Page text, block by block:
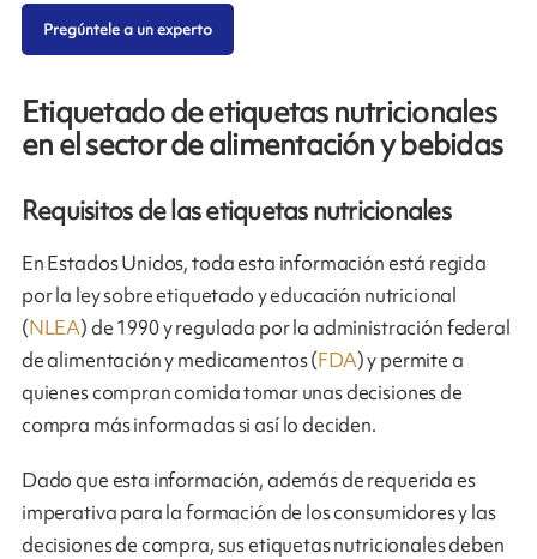
Etiquetado de etiquetas nutricionales
en el sector de alimentación y bebidas
Requisitos de las etiquetas nutricionales
En Estados Unidos, toda esta información está regida
por la ley sobre etiquetado y educación nutricional
(NLEA) de 1990 y regulada por la administración federal
de alimentación y medicamentos (FDA) y permite a
quienes compran comida tomar unas decisiones de
compra más informadas si así lo deciden.
Dado que esta información, además de requerida es
imperativa para la formación de los consumidores y las
decisiones de compra, sus etiquetas nutricionales deben
Pregúntele a un experto